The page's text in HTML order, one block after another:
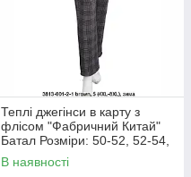
Теплі джегінси в карту з
флісом "Фабричний Китай"
Батал Розміри: 50-52, 52-54,
54-56, 56-58 (18128-4)
В наявності